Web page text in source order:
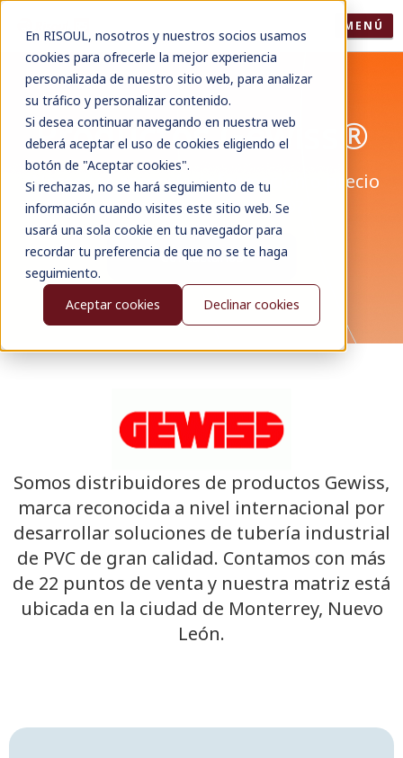
En RISOUL, nosotros y nuestros socios usamos
cookies para ofrecerle la mejor experiencia
personalizada de nuestro sitio web, para analizar
su tráfico y personalizar contenido.
Si desea continuar navegando en nuestra web
deberá aceptar el uso de cookies eligiendo el
botón de "Aceptar cookies".
Si rechazas, no se hará seguimiento de tu
información cuando visites este sitio web. Se
usará una sola cookie en tu navegador para
recordar tu preferencia de que no se te haga
seguimiento.
Aceptar cookies
Declinar cookies
MENÚ
Productos Gewiss®️
¿Necesitas asesoría, información o precio
de productos Gewiss®️?
Contáctanos
Somos distribuidores de productos Gewiss,
marca reconocida a nivel internacional por
desarrollar soluciones de tubería industrial
de PVC de gran calidad. Contamos con más
de 22 puntos de venta y nuestra matriz está
ubicada en la ciudad de Monterrey, Nuevo
León.